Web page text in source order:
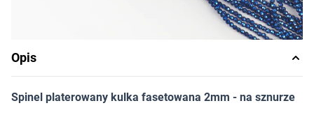
Opis
Spinel platerowany kulka fasetowana 2mm - na sznurze